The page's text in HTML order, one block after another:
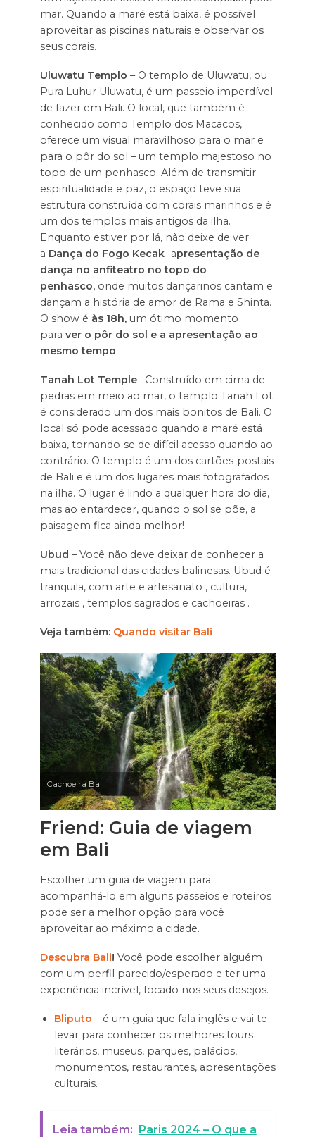
mar. Quando a maré está baixa, é possível
aproveitar as piscinas naturais e observar os
seus corais.
Uluwatu Templo – O templo de Uluwatu, ou
Pura Luhur Uluwatu, é um passeio imperdível
de fazer em Bali. O local, que também é
conhecido como Templo dos Macacos,
oferece um visual maravilhoso para o mar e
para o pôr do sol – um templo majestoso no
topo de um penhasco. Além de transmitir
espiritualidade e paz, o espaço teve sua
estrutura construída com corais marinhos e é
um dos templos mais antigos da ilha.
Enquanto estiver por lá, não deixe de ver
a Dança do Fogo Kecak-apresentação de
dança no anfiteatro no topo do
penhasco,onde muitos dançarinos cantam e
dançam a história de amor de Rama e Shinta.
O show é às 18h,um ótimo momento
para ver o pôr do sol e a apresentação ao
mesmo tempo .
Tanah Lot Temple– Construído em cima de
pedras em meio ao mar, o templo Tanah Lot
é considerado um dos mais bonitos de Bali. O
local só pode acessado quando a maré está
baixa, tornando-se de difícil acesso quando ao
contrário. O templo é um dos cartões-postais
de Bali e é um dos lugares mais fotografados
na ilha. O lugar é lindo a qualquer hora do dia,
mas ao entardecer, quando o sol se põe, a
paisagem fica ainda melhor!
Ubud – Você não deve deixar de conhecer a
mais tradicional das cidades balinesas. Ubud é
tranquila, com arte e artesanato , cultura,
arrozais , templos sagrados e cachoeiras .
Veja também: Quando visitar Bali
Cachoeira Bali
Friend: Guia de viagem
em Bali
Escolher um guia de viagem para
acompanhá-lo em alguns passeios e roteiros
pode ser a melhor opção para você
aproveitar ao máximo a cidade.
Descubra Bali! Você pode escolher alguém
com um perfil parecido/esperado e ter uma
experiência incrível, focado nos seus desejos.
Bliputo – é um guia que fala inglês e vai te
levar para conhecer os melhores tours
literários, museus, parques, palácios,
monumentos, restaurantes, apresentações
culturais.
Leia também: Paris 2024 – O que a